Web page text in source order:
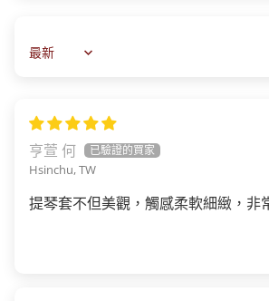
Sort by
亨萱 何
Hsinchu, TW
提琴套不但美觀，觸感柔軟細緻，非